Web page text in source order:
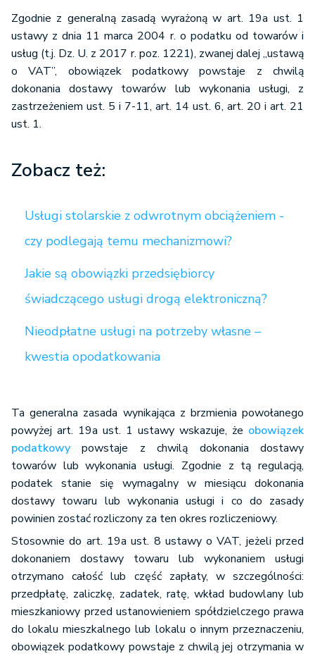
Zgodnie z generalną zasadą wyrażoną w art. 19a ust. 1
ustawy z dnia 11 marca 2004 r. o podatku od towarów i
usług (t.j. Dz. U. z 2017 r. poz. 1221), zwanej dalej „ustawą
o VAT”, obowiązek podatkowy powstaje z chwilą
dokonania dostawy towarów lub wykonania usługi, z
zastrzeżeniem ust. 5 i 7-11, art. 14 ust. 6, art. 20 i art. 21
ust. 1.
Zobacz też:
Usługi stolarskie z odwrotnym obciążeniem -
czy podlegają temu mechanizmowi?
Jakie są obowiązki przedsiębiorcy
świadczącego usługi drogą elektroniczną?
Nieodpłatne usługi na potrzeby własne –
kwestia opodatkowania
Ta generalna zasada wynikająca z brzmienia powołanego
powyżej art. 19a ust. 1 ustawy wskazuje, że obowiązek
podatkowy powstaje z chwilą dokonania dostawy
towarów lub wykonania usługi. Zgodnie z tą regulacją,
podatek stanie się wymagalny w miesiącu dokonania
dostawy towaru lub wykonania usługi i co do zasady
powinien zostać rozliczony za ten okres rozliczeniowy.
Stosownie do art. 19a ust. 8 ustawy o VAT, jeżeli przed
dokonaniem dostawy towaru lub wykonaniem usługi
otrzymano całość lub część zapłaty, w szczególności:
przedpłatę, zaliczkę, zadatek, ratę, wkład budowlany lub
mieszkaniowy przed ustanowieniem spółdzielczego prawa
do lokalu mieszkalnego lub lokalu o innym przeznaczeniu,
obowiązek podatkowy powstaje z chwilą jej otrzymania w